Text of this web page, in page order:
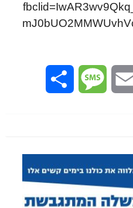
Email
Message